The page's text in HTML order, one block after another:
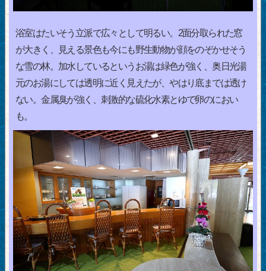
浴室はたいそう立派で広々として明るい。2面分取られた窓
が大きく、見える景色も今にも野生動物が顔をのぞかせそう
な雪の林。加水しているというお湯は緑色が強く、奥日光湯
元のお湯にしては透明に近く見えたが、やはり底までは透け
ない。金属臭が強く、刺激的な硫化水素とゆで卵のにおい
も。